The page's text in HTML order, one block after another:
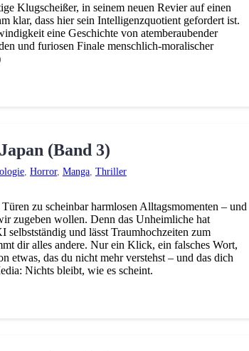
Klugscheißer, in seinem neuen Revier auf einen
klar, dass hier sein Intelligenzquotient gefordert ist.
eine Geschichte von atemberaubender
und furiosen Finale menschlich-moralischer
(Band 3)
Horror, Manga Thriller
zu scheinbar harmlosen Alltagsmomenten – und
zugeben wollen. Denn das Unheimliche hat
und lässt Traumhochzeiten zum
dir alles andere. Nur ein Klick, ein falsches Wort,
das du nicht mehr verstehst – und das dich
Nichts bleibt, wie es scheint.